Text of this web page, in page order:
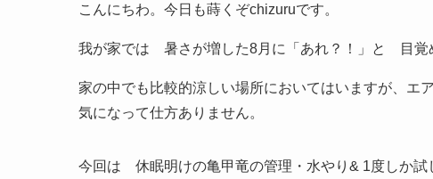
こんにちわ。今日も蒔くぞchizuruです。
我が家では 暑さが増した8月に「あれ？！」と 目覚
家の中でも比較的涼しい場所においてはいますが、
気になって仕方ありません。
今回は 休眠明けの亀甲竜の管理・水やり& 1度しか試